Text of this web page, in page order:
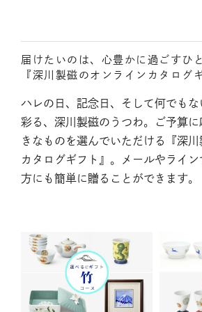
届けたいのは、心豊かに過ごすひ
『深川製磁のオンラインカタログ
ハレの日、記念日、そして何でも
彩る、深川製磁のうつわ。ご予算
きなものを選んでいただける『深
カタログギフト』。メールやライ
方にも簡単に贈ることができます。